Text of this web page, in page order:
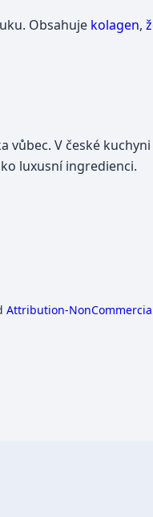
Obsahuje kolagen,
V české
luxusní ingredienci.
Attribution-